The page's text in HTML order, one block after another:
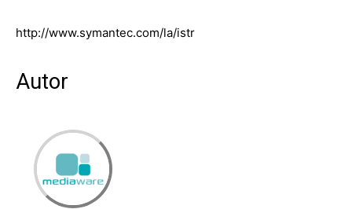
http://www.symantec.com/la/istr
Autor